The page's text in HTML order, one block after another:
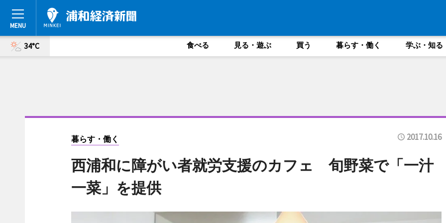
34°C 食べる 見る・遊ぶ 買う 暮らす・働く 学ぶ・知る
暮らす・働く 2017.10.16
西浦和に障がい者就労支援のカフェ 旬野菜で「一汁
一菜」を提供